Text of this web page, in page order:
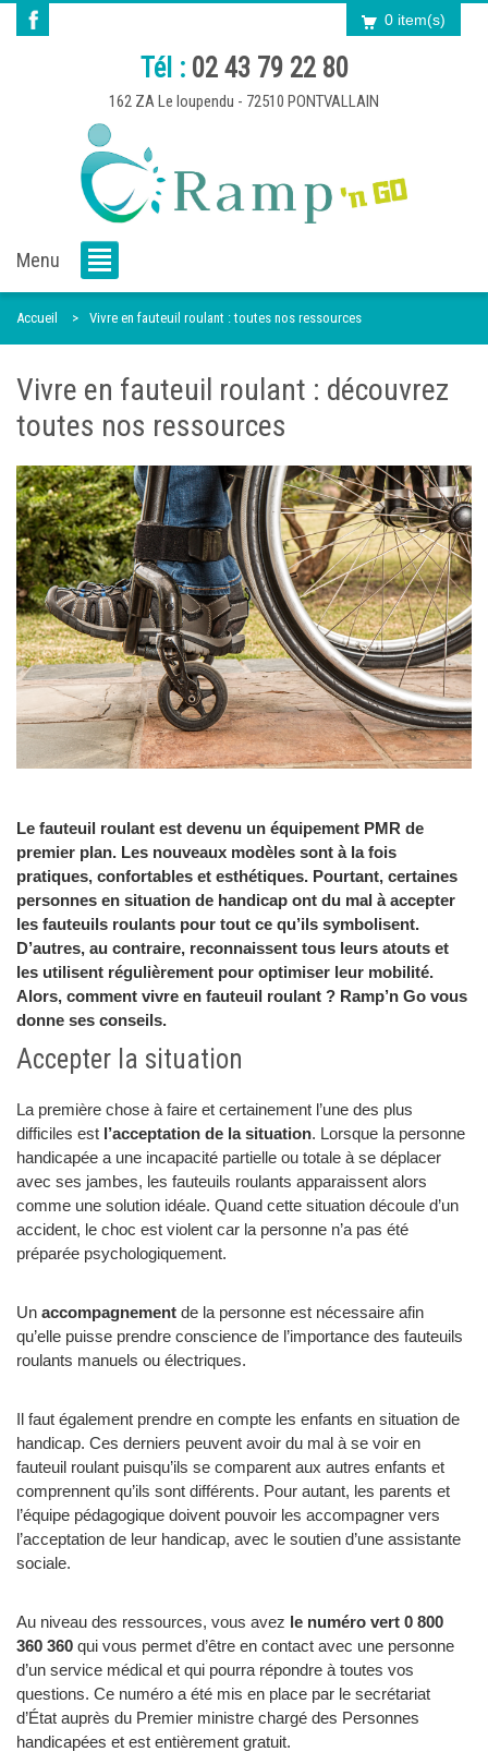
0 item(s)
Tél : 02 43 79 22 80
162 ZA Le loupendu - 72510 PONTVALLAIN
Menu
Accueil Vivre en fauteuil roulant : toutes nos ressources
Vivre en fauteuil roulant : découvrez
toutes nos ressources
Le fauteuil roulant est devenu un équipement PMR de
premier plan. Les nouveaux modèles sont à la fois
pratiques, confortables et esthétiques. Pourtant, certaines
personnes en situation de handicap ont du mal à accepter
les fauteuils roulants pour tout ce qu’ils symbolisent.
D’autres, au contraire, reconnaissent tous leurs atouts et
les utilisent régulièrement pour optimiser leur mobilité.
Alors, comment vivre en fauteuil roulant ? Ramp’n Go vous
donne ses conseils.
Accepter la situation
La première chose à faire et certainement l’une des plus
difficiles est l’acceptation de la situation. Lorsque la personne
handicapée a une incapacité partielle ou totale à se déplacer
avec ses jambes, les fauteuils roulants apparaissent alors
comme une solution idéale. Quand cette situation découle d’un
accident, le choc est violent car la personne n’a pas été
préparée psychologiquement.
Un accompagnement de la personne est nécessaire afin
qu’elle puisse prendre conscience de l’importance des fauteuils
roulants manuels ou électriques.
Il faut également prendre en compte les enfants en situation de
handicap. Ces derniers peuvent avoir du mal à se voir en
fauteuil roulant puisqu’ils se comparent aux autres enfants et
comprennent qu’ils sont différents. Pour autant, les parents et
l’équipe pédagogique doivent pouvoir les accompagner vers
l’acceptation de leur handicap, avec le soutien d’une assistante
sociale.
Au niveau des ressources, vous avez le numéro vert 0 800
360 360 qui vous permet d’être en contact avec une personne
d’un service médical et qui pourra répondre à toutes vos
questions. Ce numéro a été mis en place par le secrétariat
d’État auprès du Premier ministre chargé des Personnes
handicapées et est entièrement gratuit.